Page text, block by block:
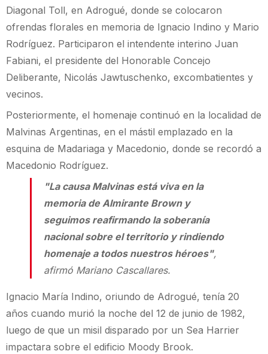
Diagonal Toll, en Adrogué, donde se colocaron
ofrendas florales en memoria de Ignacio Indino y Mario
Rodríguez. Participaron el intendente interino Juan
Fabiani, el presidente del Honorable Concejo
Deliberante, Nicolás Jawtuschenko, excombatientes y
vecinos.
Posteriormente, el homenaje continuó en la localidad de
Malvinas Argentinas, en el mástil emplazado en la
esquina de Madariaga y Macedonio, donde se recordó a
Macedonio Rodríguez.
"La causa Malvinas está viva en la
memoria de Almirante Brown y
seguimos reafirmando la soberanía
nacional sobre el territorio y rindiendo
homenaje a todos nuestros héroes",
afirmó Mariano Cascallares.
Ignacio María Indino, oriundo de Adrogué, tenía 20
años cuando murió la noche del 12 de junio de 1982,
luego de que un misil disparado por un Sea Harrier
impactara sobre el edificio Moody Brook.